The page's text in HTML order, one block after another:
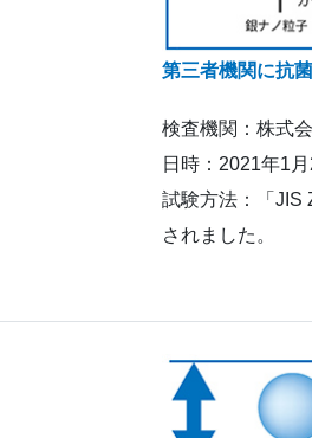
第三者機関に抗
検査機関：株式
日時：2021年1月
試験方法：「JIS
されました。